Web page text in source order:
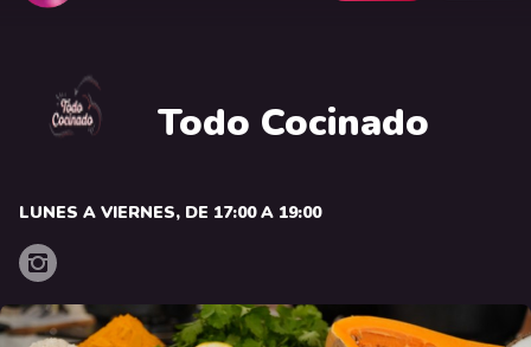
Todo Cocinado
LUNES A VIERNES, DE 17:00 A 19:00